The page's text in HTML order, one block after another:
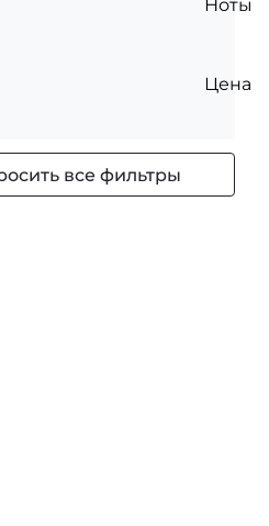
Ноты
Цена
все фильтры